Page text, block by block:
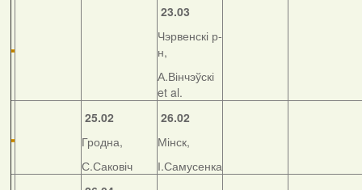
23.03
Чэрвенскі р-
н,
А.Вінчэўскі
et al.
25.02
Гродна,
С.Саковіч
26.02
Мінск,
І.Самусенка